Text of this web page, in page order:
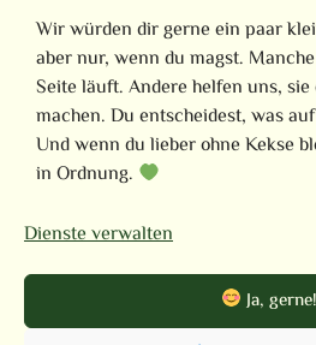
Wir würden dir gerne ein paar
aber nur, wenn du magst.
Seite läuft. Andere helfen uns,
machen. Du entscheidest, was
Und wenn du lieber ohne Kekse
in Ordnung.
Dienste verwalten
Ja, gerne!
Steimke 1
37170 Uslar
0177-8566192
info@gut-steimke.de